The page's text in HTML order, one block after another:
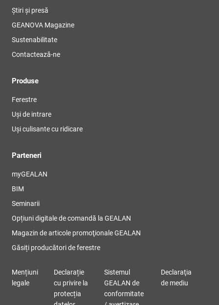
Știri și presă
GEANOVA Magazine
Sustenabilitate
Contactează-ne
Produse
Ferestre
Uși de intrare
Uși culisante cu ridicare
Parteneri
myGEALAN
BIM
Seminarii
Opțiuni digitale de comandă la GEALAN
Magazin de articole promoţionale GEALAN
Găsiți producători de ferestre
Mențiuni
legale
Declarație
cu privire la
protecția
Sistemul
GEALAN de
conformitate
Declaraţia
de mediu